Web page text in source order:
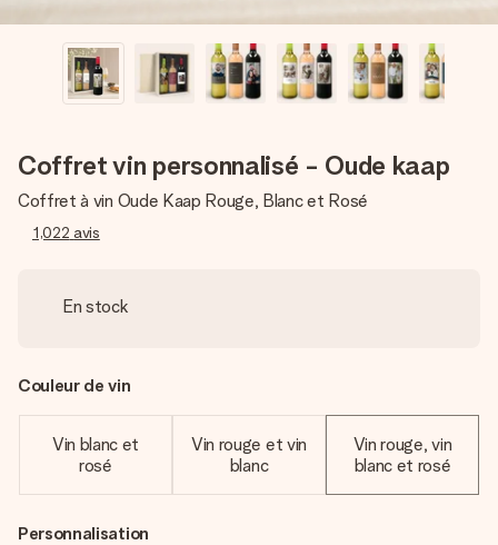
Coffret vin personnalisé - Oude kaap
Coffret à vin Oude Kaap Rouge, Blanc et Rosé
1,022 avis
En stock
Couleur de vin
Vin blanc et
rosé
Vin rouge et vin
blanc
Vin rouge, vin
blanc et rosé
Personnalisation